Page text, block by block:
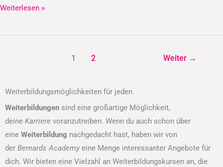
Weiterlesen »
1 2 Weiter →
Weiterbildungsmöglichkeiten für jeden
Weiterbildungen sind eine großartige Möglichkeit,
deine Karriere voranzutreiben. Wenn du auch schon über
eine Weiterbildung nachgedacht hast, haben wir von
der Bernards Academy eine Menge interessanter Angebote für
dich. Wir bieten eine Vielzahl an Weiterbildungskursen an, die